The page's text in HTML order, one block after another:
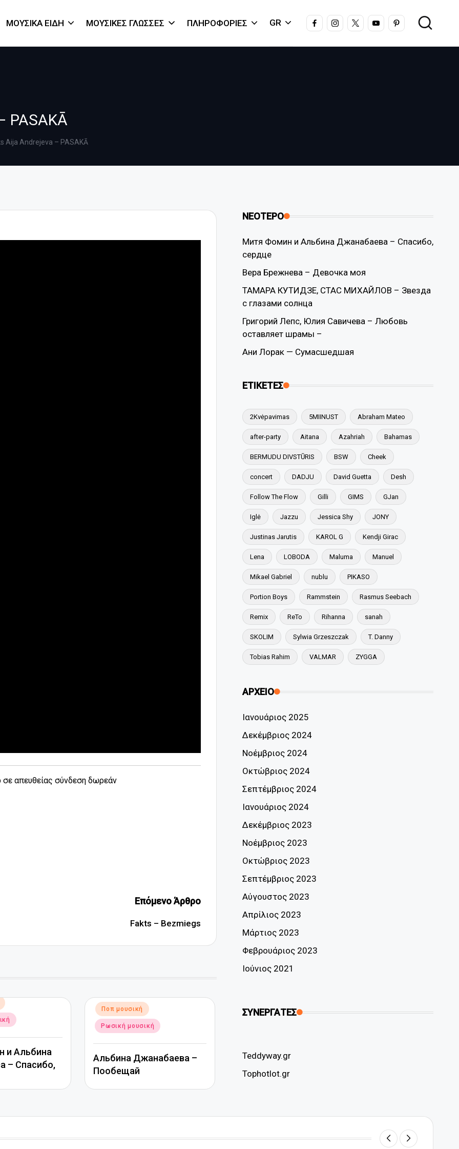
ΜΟΥΣΙΚΆ ΕΊΔΗ ΜΟΥΣΙΚΈΣ ΓΛΏΣΣΕΣ ΠΛΗΡΟΦΟΡΊΕΣ GR FACEBOOKINSTAGRAM
X YOUTUBEPINTEREST
PASAKĀ
Aija Andrejeva – PASAKĀ
σε απευθείας σύνδεση δωρεάν
Επόμενο Άρθρο
Fakts – Bezmiegs
и Альбина
– Спасибо,
Αναρτήθηκε
σε
Ποπ μουσική
Ρωσική μουσική
Альбина Джанабаева –
Пообещай
ΝΕΟΤΕΡΟ
Митя Фомин и Альбина Джанабаева – Спасибо,
сердце
Вера Брежнева – Девочка моя
ТАМАРА КУТИДЗЕ, СТАС МИХАЙЛОВ – Звезда
с глазами солнца
Григорий Лепс, Юлия Савичева – Любовь
оставляет шрамы –
Ани Лорак — Сумасшедшая
ΕΤΙΚΕΤΕΣ
2Kvėpavimas 5MIINUST Abraham Mateo
after-party Aitana Azahriah Bahamas
BERMUDU DIVSTŪRIS BSW Cheek
concert DADJU David Guetta Desh
Follow The Flow Gilli GIMS GJan
Iglė Jazzu Jessica Shy JONY
Justinas Jarutis KAROL G Kendji Girac
Lena LOBODA Maluma Manuel
Mikael Gabriel nublu PIKASO
Portion Boys Rammstein Rasmus Seebach
Remix ReTo Rihanna sanah
SKOLIM Sylwia Grzeszczak T. Danny
Tobias Rahim VALMAR ZYGGA
ΑΡΧΕΙΟ
Ιανουάριος 2025
Δεκέμβριος 2024
Νοέμβριος 2024
Οκτώβριος 2024
Σεπτέμβριος 2024
Ιανουάριος 2024
Δεκέμβριος 2023
Νοέμβριος 2023
Οκτώβριος 2023
Σεπτέμβριος 2023
Αύγουστος 2023
Απρίλιος 2023
Μάρτιος 2023
Φεβρουάριος 2023
Ιούνιος 2021
ΣΥΝΕΡΓΑΤΕΣ
Teddyway.gr
Tophotlot.gr